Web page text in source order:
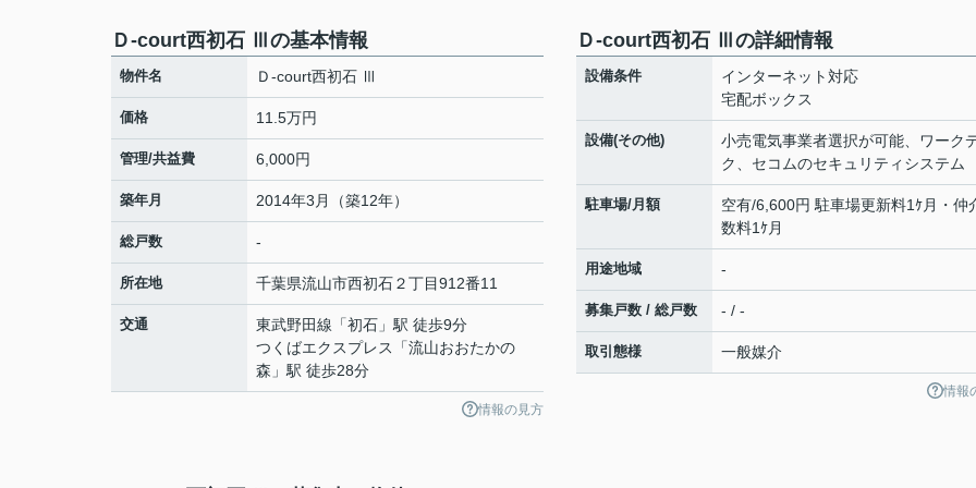
Ｄ-court西初石 Ⅲの基本情報
物件名 Ｄ-court西初石 Ⅲ
価格 11.5万円
管理/共益費 6,000円
築年月 2014年3月（築12年）
総戸数 -
所在地 千葉県流山市西初石２丁目912番11
交通 東武野田線 「初石 」駅 徒歩9分
つくばエクスプレス
「流山おおたかの
森 」駅 徒歩28分
情報の見方
Ｄ-court西初石 Ⅲの詳細情報
設備条件
インターネット対応
宅配ボックス
設備(その他)
小売電気事業者選択が可能、ワーク
ク、セコムのセキュリティシステム
駐車場/月額
空有/6,600円 駐車場更新料1ｹ月・仲
数料1ｹ月
用途地域 -
募集戸数 / 総戸数 - / -
取引態様 一般媒介
情報